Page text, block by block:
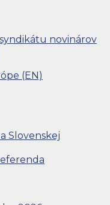
novinárov
(EN)
Slovenskej